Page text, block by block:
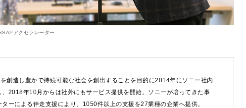
アクセラレーター
創造し豊かで持続可能な社会を創出することを目的に2014年にソニー社内
2018年10月からは社外にもサービス提供を開始。ソニーが培ってきた事
ーによる伴走支援により、1050件以上の支援を27業種の企業へ提供。